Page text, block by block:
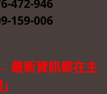
472-946
159-006
最新資訊都在主